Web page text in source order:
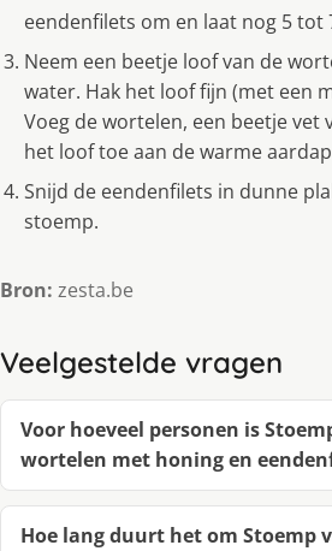
eendenfilets om en laat nog 5 tot
Neem een beetje loof van de
water. Hak het loof fijn (met een
Voeg de wortelen, een beetje vet
het loof toe aan de warme
Snijd de eendenfilets in dunne
stoemp.
Bron: zesta.be
Veelgestelde vragen
Voor hoeveel personen is
wortelen met honing en
Hoe lang duurt het om Stoemp